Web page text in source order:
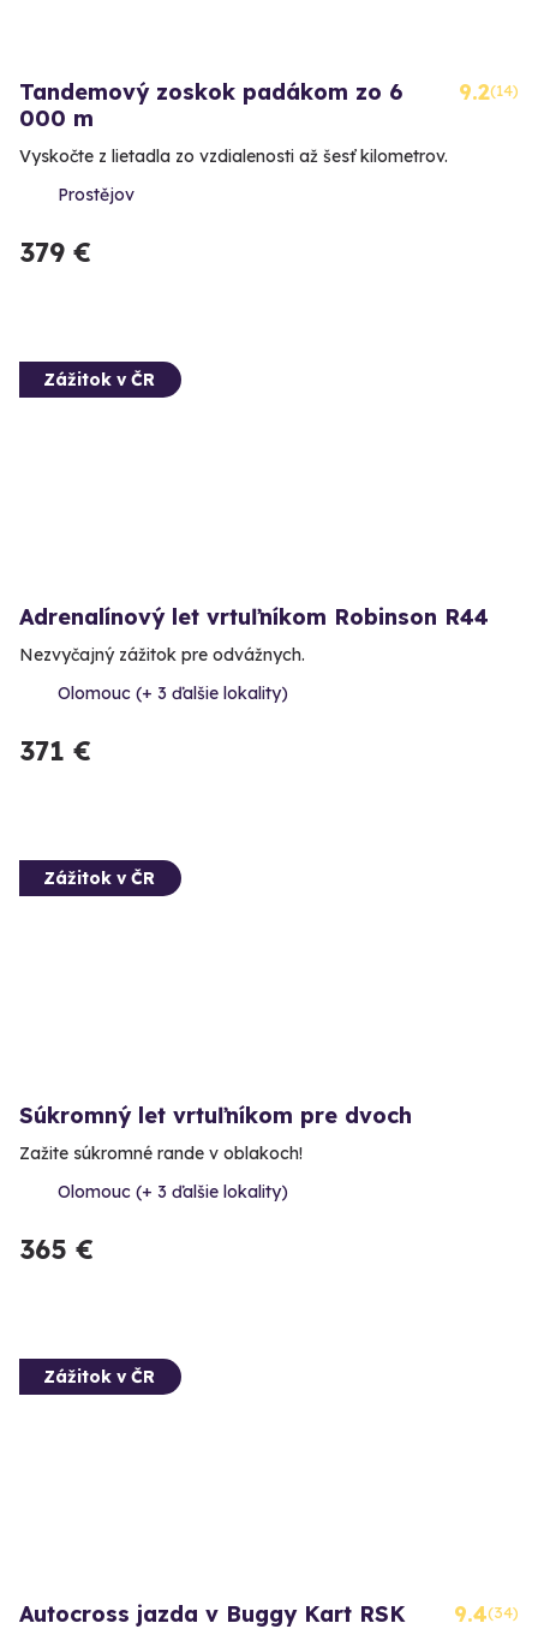
Tandemový zoskok padákom zo 6
000 m
9.2(14)
Vyskočte z lietadla zo vzdialenosti až šesť kilometrov.
Prostějov
379 €
Zážitok v ČR
Adrenalínový let vrtuľníkom Robinson R44
Nezvyčajný zážitok pre odvážnych.
Olomouc (+ 3 ďalšie lokality)
371 €
Zážitok v ČR
Súkromný let vrtuľníkom pre dvoch
Zažite súkromné rande v oblakoch!
Olomouc (+ 3 ďalšie lokality)
365 €
Zážitok v ČR
Autocross jazda v Buggy Kart RSK 9.4(34)